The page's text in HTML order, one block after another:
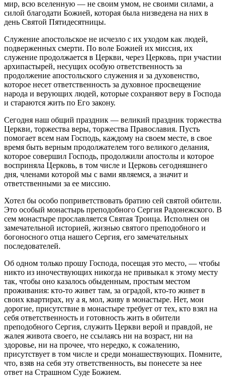
мир, всю вселенную — не своим умом, не своими силами, а
силой благодати Божией, которая была низведена на них в
день Святой Пятидесятницы.
Служение апостольское не исчезло с их уходом как людей,
подверженных смерти. По воле Божией их миссия, их
служение продолжается в Церкви, через Церковь, при участии
архипастырей, несущих особую ответственность за
продолжение апостольского служения и за духовенство,
которое несет ответственность за духовное просвещение
народа и верующих людей, которые сохраняют веру в Господа
и стараются жить по Его закону.
Сегодня наш общий праздник — великий праздник торжества
Церкви, торжества веры, торжества Православия. Пусть
помогает всем нам Господь, каждому на своем месте, в свое
время быть верным продолжателем того великого делания,
которое совершил Господь, продолжили апостолы и которое
восприняла Церковь, в том числе и Церковь сегодняшнего
дня, членами которой мы с вами являемся, а значит и
ответственными за ее миссию.
Хотел бы особо поприветствовать братию сей святой обители.
Это особый монастырь преподобного Сергия Радонежского. В
сем монастыре прославляется Святая Троица. Исполнен он
замечательной историей, жизнью святого преподобного и
богоносного отца нашего Сергия, его замечательных
последователей.
Об одном только прошу Господа, посещая это место, — чтобы
никто из иночествующих никогда не привыкал к этому месту
так, чтобы оно казалось обыденным, простым местом
проживания: кто‑то живет там, за оградой, кто‑то живет в
своих квартирах, ну а я, мол, живу в монастыре. Нет, мои
дорогие, присутствие в монастыре требует от тех, кто взял на
себя ответственность и готовность жить в обители
преподобного Сергия, служить Церкви верой и правдой, не
жалея живота своего, не ссылаясь ни на возраст, ни на
здоровье, ни на прочее, что нередко, к сожалению,
присутствует в том числе и среди монашествующих. Помните,
что, взяв на себя эту ответственность, вы понесете за нее
ответ на Страшном Суде Божием.